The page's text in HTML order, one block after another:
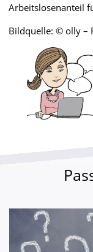
Arbeitslosenanteil
Bildquelle: © olly –